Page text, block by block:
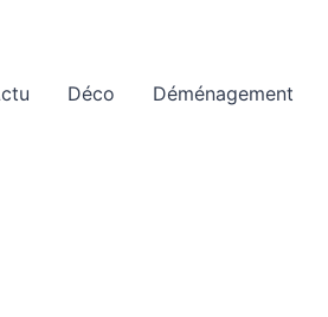
Déco Déménagement